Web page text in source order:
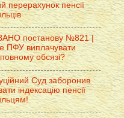
перерахунок пенсії
постанову №821 |
ПФУ виплачувати
повному обсязі?
Суд заборонив
індексацію пенсії